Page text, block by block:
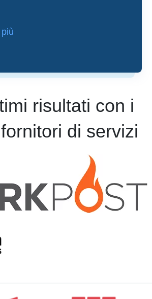
risultati con i
di servizi